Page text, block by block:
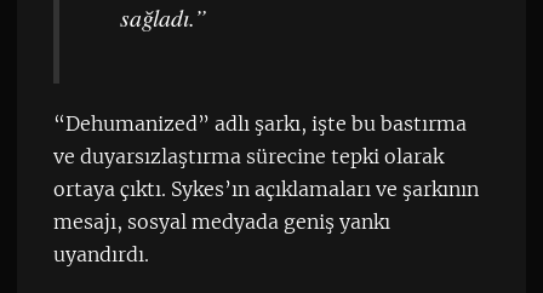
sağladı.”
“Dehumanized” adlı şarkı, işte bu bastırma
ve duyarsızlaştırma sürecine tepki olarak
ortaya çıktı. Sykes’ın açıklamaları ve şarkının
mesajı, sosyal medyada geniş yankı
uyandırdı.